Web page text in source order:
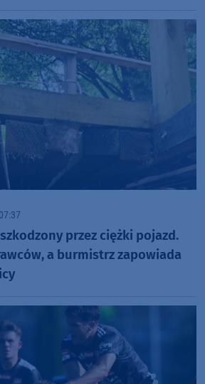
przez ciężki pojazd.
a burmistrz zapowiada